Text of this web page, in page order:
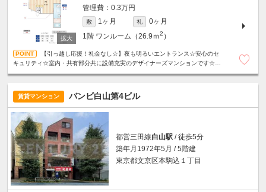
0.3万円
敷 1ヶ月 礼
0ヶ月
1階 ワンルーム（26.9ｍ2 ）
【引っ越し応援！礼金なし☆】夜も明るいエントランス☆安心のセ
キュリティ☆室内・共有部分共に設備充実のデザイナーズマンションです☆魅
賃貸マンション バンビ白山第4ビル
都営三田線白山駅 / 徒歩5分
築年月1972年5月 / 5階建
東京都文京区本駒込１丁目